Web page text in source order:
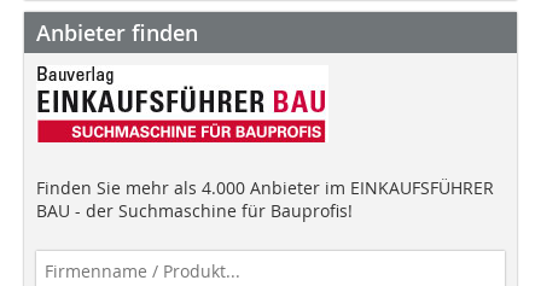
Anbieter finden
Finden Sie mehr als 4.000 Anbieter im EINKAUFSFÜHRER
BAU - der Suchmaschine für Bauprofis!